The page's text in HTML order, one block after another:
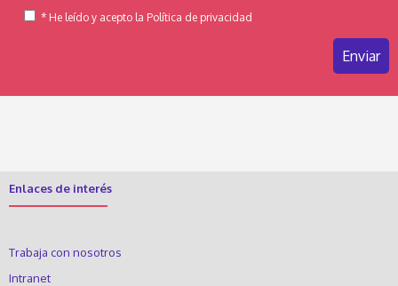
* He leído y acepto la Política de privacidad
Enlaces de interés
Trabaja con nosotros
Intranet